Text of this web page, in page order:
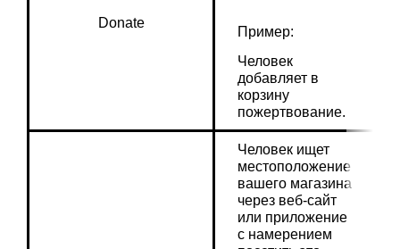
Donate
Пример:
Человек
добавляет в
корзину
пожертвование.
Человек ищет
местоположение
вашего магазина
через веб-сайт
или приложение
с намерением